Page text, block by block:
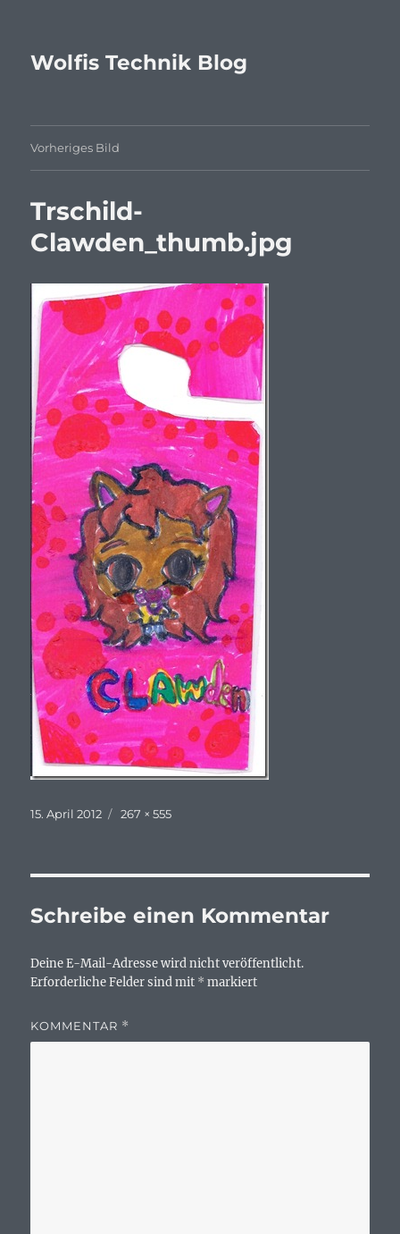
Wolfis Technik Blog
Vorheriges Bild
Trschild-
Clawden_thumb.jpg
Veröffentlicht
15. April 2012 Originalgröße
267 × 555
Schreibe einen Kommentar
Deine E-Mail-Adresse wird nicht veröffentlicht.
Erforderliche Felder sind mit * markiert
KOMMENTAR *